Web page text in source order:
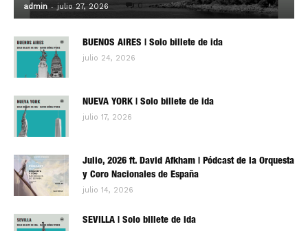
admin - julio 27, 2026 0
BUENOS AIRES | Solo billete de ida
julio 24, 2026
NUEVA YORK | Solo billete de ida
julio 17, 2026
Julio, 2026 ft. David Afkham | Pódcast de la Orquesta
y Coro Nacionales de España
julio 14, 2026
SEVILLA | Solo billete de ida